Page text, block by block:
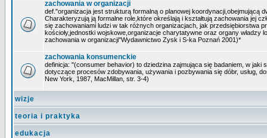
zachowania w organizacji
def."organizacja jest strukturą formalną o planowej koordynacji,obejmującą
Charakteryzują ją formalne role,które określają i kształtują zachowania jej
się zachowaniami ludzi w tak różnych organizacjach, jak przedsiębiorstwa
kościoły,jednostki wojskowe,organizacje charytatywne oraz organy władzy
zachowania w organizacji"Wydawnictwo Zysk i S-ka Poznań 2001)*
zachowania konsumenckie
definicja: "(consumer behavior) to dziedzina zajmująca się badaniem, w jaki
dotyczące procesów zdobywania, używania i pozbywania się dóbr, usług,
New York, 1987, MacMillan, str. 3-4)
wizje
teoria i praktyka
edukacja